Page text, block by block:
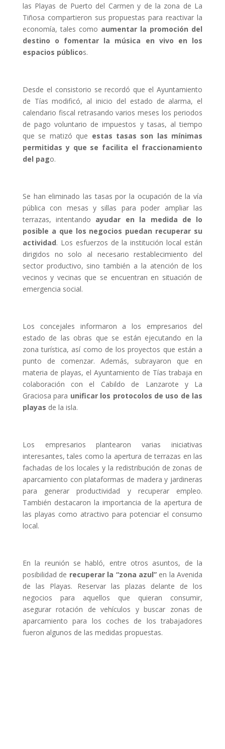
las Playas de Puerto del Carmen y de la zona de La
Tiñosa compartieron sus propuestas para reactivar la
economía, tales como aumentar la promoción del
destino o fomentar la música en vivo en los
espacios públicos.
Desde el consistorio se recordó que el Ayuntamiento
de Tías modificó, al inicio del estado de alarma, el
calendario fiscal retrasando varios meses los periodos
de pago voluntario de impuestos y tasas, al tiempo
que se matizó que estas tasas son las mínimas
permitidas y que se facilita el fraccionamiento
del pago.
Se han eliminado las tasas por la ocupación de la vía
pública con mesas y sillas para poder ampliar las
terrazas, intentando ayudar en la medida de lo
posible a que los negocios puedan recuperar su
actividad. Los esfuerzos de la institución local están
dirigidos no solo al necesario restablecimiento del
sector productivo, sino también a la atención de los
vecinos y vecinas que se encuentran en situación de
emergencia social.
Los concejales informaron a los empresarios del
estado de las obras que se están ejecutando en la
zona turística, así como de los proyectos que están a
punto de comenzar. Además, subrayaron que en
materia de playas, el Ayuntamiento de Tías trabaja en
colaboración con el Cabildo de Lanzarote y La
Graciosa para unificar los protocolos de uso de las
playas de la isla.
Los empresarios plantearon varias iniciativas
interesantes, tales como la apertura de terrazas en las
fachadas de los locales y la redistribución de zonas de
aparcamiento con plataformas de madera y jardineras
para generar productividad y recuperar empleo.
También destacaron la importancia de la apertura de
las playas como atractivo para potenciar el consumo
local.
En la reunión se habló, entre otros asuntos, de la
posibilidad de recuperar la “zona azul”en la Avenida
de las Playas. Reservar las plazas delante de los
negocios para aquellos que quieran consumir,
asegurar rotación de vehículos y buscar zonas de
aparcamiento para los coches de los trabajadores
fueron algunos de las medidas propuestas.